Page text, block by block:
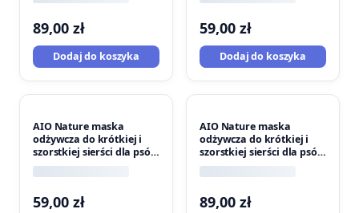
89,00 zł
Dodaj do koszyka
59,00 zł
Dodaj do koszyka
AIO Nature maska
odżywcza do krótkiej i
szorstkiej sierści dla psów
150ml
59,00 zł
AIO Nature maska
odżywcza do krótkiej i
szorstkiej sierści dla psów
250ml
89,00 zł